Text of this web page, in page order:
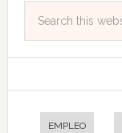
EMPLEO